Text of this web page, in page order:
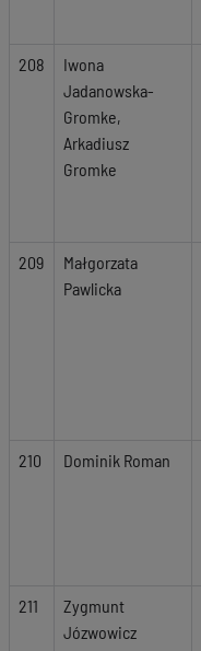
208
Iwona
Jadanowska-
Gromke,
Arkadiusz
Gromke
209
Małgorzata
Pawlicka
210 Dominik Roman
211
Zygmunt
Józwowicz